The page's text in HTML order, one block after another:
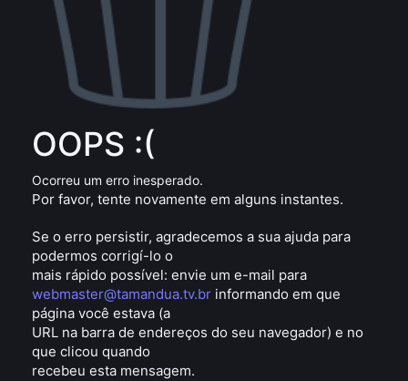
OOPS :(
Ocorreu um erro inesperado.
Por favor, tente novamente em alguns instantes.
Se o erro persistir, agradecemos a sua ajuda para
podermos corrigí-lo o
mais rápido possível: envie um e-mail para
webmaster@tamandua.tv.br informando em que
página você estava (a
URL na barra de endereços do seu navegador) e no
que clicou quando
recebeu esta mensagem.